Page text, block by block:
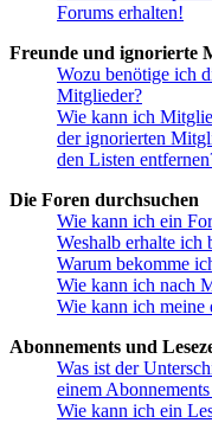
Forums erhalten!
Freunde und ignorierte
Wozu benötige ich
Mitglieder?
Wie kann ich
der ignorierten
den Listen
Die Foren durchsuchen
Wie kann ich ein
Weshalb erhalte ich
Warum bekomme
Wie kann ich nach
Wie kann ich meine
Abonnements und
Was ist der
einem
Wie kann ich ein